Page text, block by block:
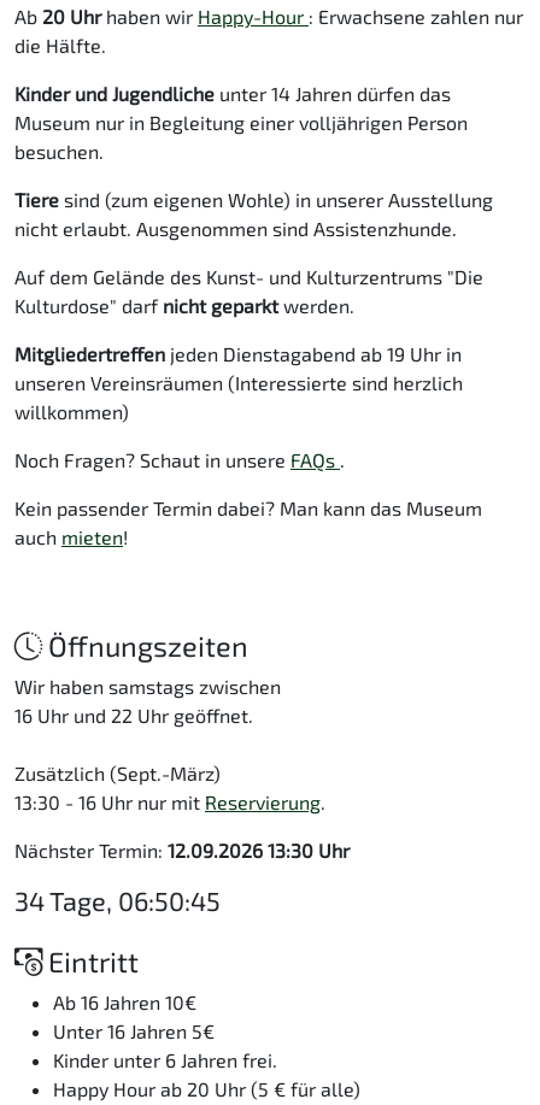
Ab 20 Uhr haben wir Happy-Hour : Erwachsene zahlen nur
die Hälfte.
Kinder und Jugendliche unter 14 Jahren dürfen das
Museum nur in Begleitung einer volljährigen Person
besuchen.
Tiere sind (zum eigenen Wohle) in unserer Ausstellung
nicht erlaubt. Ausgenommen sind Assistenzhunde.
Auf dem Gelände des Kunst- und Kulturzentrums "Die
Kulturdose" darf nicht geparktwerden.
Mitgliedertreffen jeden Dienstagabend ab 19 Uhr in
unseren Vereinsräumen (Interessierte sind herzlich
willkommen)
Noch Fragen? Schaut in unsere FAQs .
Kein passender Termin dabei? Man kann das Museum
auch mieten!
Öffnungszeiten
Wir haben samstags zwischen
16 Uhr und 22 Uhr geöffnet.
Zusätzlich (Sept.-März)
13:30 - 16 Uhr nur mit Reservierung.
Nächster Termin: 12.09.2026 13:30 Uhr
34 Tage, 06:50:45
Eintritt
Ab 16 Jahren 10€
Unter 16 Jahren 5€
Kinder unter 6 Jahren frei.
Happy Hour ab 20 Uhr (5 € für alle)